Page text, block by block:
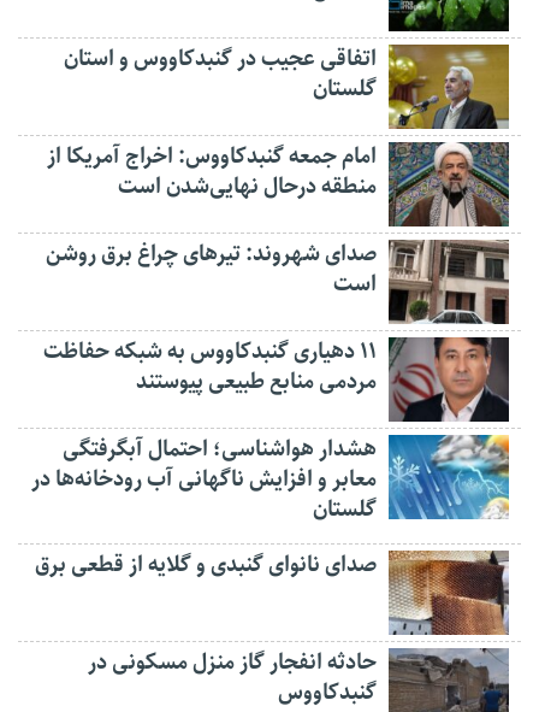
اتفاقی عجیب در‌ گنبدکاووس و استان
گلستان
امام جمعه گنبدکاووس: اخراج آمریکا از
منطقه درحال نهایی‌شدن است
صدای شهروند: تیرهای چراغ برق روشن
است
۱۱ دهیاری گنبدکاووس به شبکه حفاظت
مردمی منابع طبیعی پیوستند
هشدار هواشناسی؛ احتمال آبگرفتگی
معابر و افزایش ناگهانی آب رودخانه‌ها در
گلستان
صدای نانوای گنبدی و گلایه از قطعی برق
حادثه انفجار گاز منزل مسکونی در
گنبدکاووس